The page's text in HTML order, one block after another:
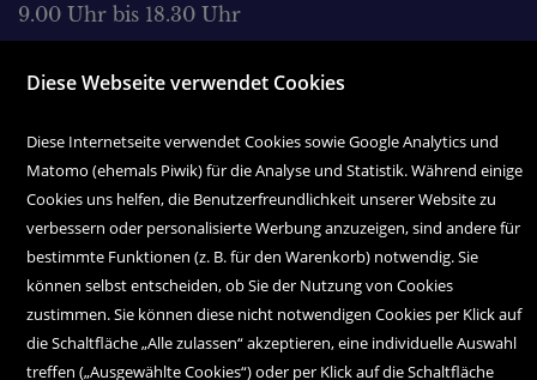
9.00 Uhr bis 18.30 Uhr
9.00 Uhr bis 17.00 Uhr
Copyright Icons: Fahrradicon | Socialicon | Zahlungsicon | Serviceicons
Diese Webseite verwendet Cookies
Diese Internetseite verwendet Cookies sowie Google Analytics und
Matomo (ehemals Piwik) für die Analyse und Statistik. Während einige
Cookies uns helfen, die Benutzerfreundlichkeit unserer Website zu
verbessern oder personalisierte Werbung anzuzeigen, sind andere für
bestimmte Funktionen (z. B. für den Warenkorb) notwendig. Sie
können selbst entscheiden, ob Sie der Nutzung von Cookies
zustimmen. Sie können diese nicht notwendigen Cookies per Klick auf
die Schaltfläche „Alle zulassen“ akzeptieren, eine individuelle Auswahl
treffen („Ausgewählte Cookies“) oder per Klick auf die Schaltfläche